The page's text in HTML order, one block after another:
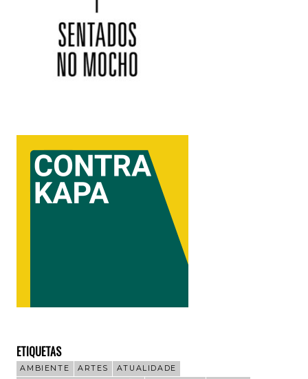
ETIQUETAS
AMBIENTE ARTES
ATUALIDADE